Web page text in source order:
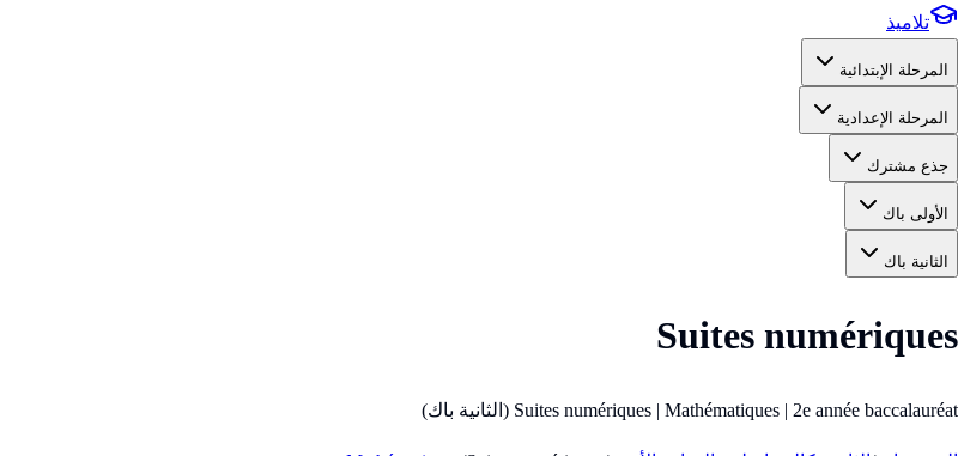
تلاميذ
المرحلة الإبتدائية
المرحلة الإعدادية
جذع مشترك
الأولى باك
الثانية باك
Suites numériques
Suites numériques | Mathématiques | 2e année baccalauréat (الثانية باك)